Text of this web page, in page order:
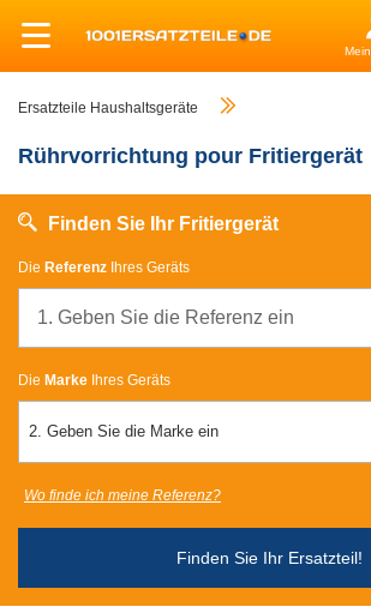
Ersatzteile Haushaltsgeräte
Rührvorrichtung pour Fritiergerät
Finden Sie Ihr Fritiergerät
Die Referenz Ihres Geräts
Die Marke Ihres Geräts
2. Geben Sie die Marke ein
Finden Sie Ihr Ersatzteil!
Wo finde ich meine Referenz?